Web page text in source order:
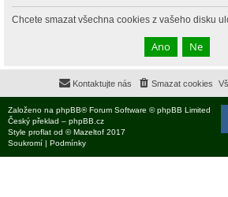
Chcete smazat všechna cookies z vašeho disku
Smazat cookies
Kontaktujte nás
Založeno na phpBB® Forum Software © phpBB Limited
Český překlad – phpBB.cz
Style proflat od ©Mazeltof 2017
Soukromí | Podmínky